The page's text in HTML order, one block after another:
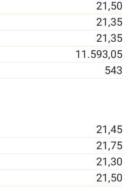
21,50
21,35
21,35
11.593,05
543
21,45
21,75
21,30
21,50